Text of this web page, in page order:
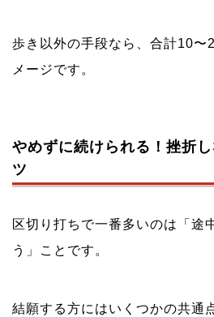
歩き以外の手段なら、合計10〜
メージです。
やめずに続けられる！挫折
ツ
区切り打ちで一番多いのは「途
う」ことです。
結願する方にはいくつかの共通